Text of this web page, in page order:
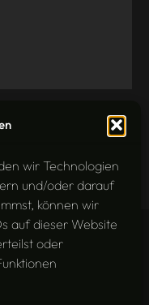
wir Technologien
und/oder darauf
können wir
auf dieser Website
oder